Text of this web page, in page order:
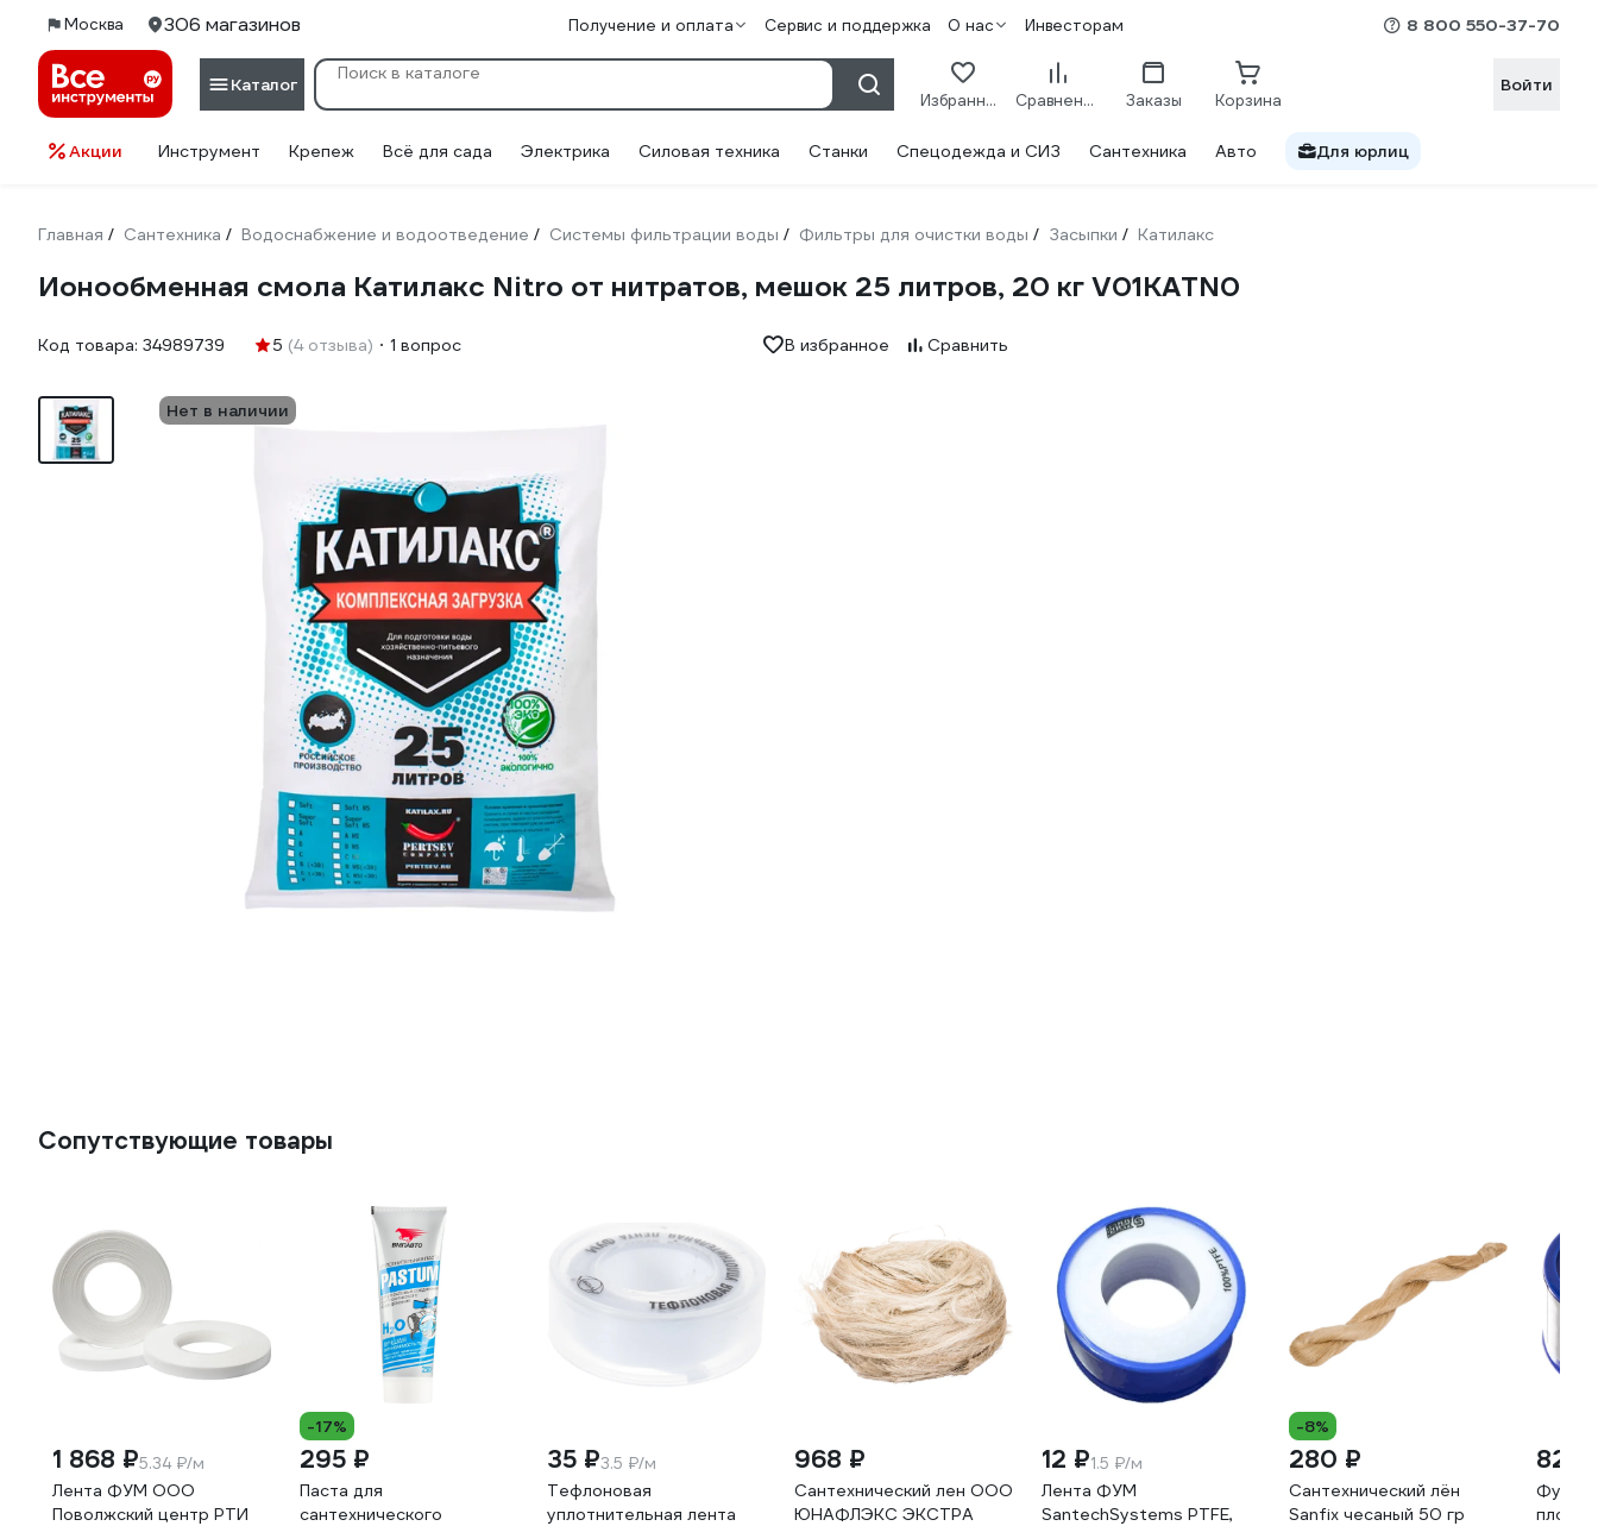
Москва 306 магазинов Получение и оплата Сервис и поддержка О нас Инвесторам 8 800 550-37-70
Каталог
Избранное Сравнение Заказы Корзина
Войти
Акции Инструмент Крепеж Всё для сада Электрика Силовая техника Станки Спецодежда и СИЗ Сантехника Авто Для юрлиц
Главная / Сантехника / Водоснабжение и водоотведение / Системы фильтрации воды / Фильтры для очистки воды / Засыпки / Катилакс
Ионообменная смола Катилакс Nitro от нитратов, мешок 25 литров, 20 кг V01KATN0
Код товара: 34989739 5 (4 отзыва) 1 вопрос В избранное Сравнить
Нет в наличии
Сопутствующие товары
1 868 ₽5.34 ₽/м
Лента ФУМ ООО
Поволжский центр РТИ
-17%
295 ₽
Паста для
сантехнического
35 ₽3.5 ₽/м
Тефлоновая
уплотнительная лента
968 ₽
Сантехнический лен ООО
ЮНАФЛЭКС ЭКСТРА
12 ₽1.5 ₽/м
Лента ФУМ
SantechSystems PTFE,
-8%
280 ₽
Сантехнический лён
Sanfix чесаный 50 гр
82 ₽